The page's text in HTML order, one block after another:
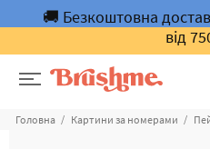
🚚 Безкоштовна
від
Головна Картини за номерами